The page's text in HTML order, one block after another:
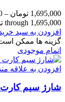
1,695,000 تومان –
through 1,695,000 تومان
افزودن به سبد
گزینه ها ممکن
اتمام موجودی
افزودن به علاقه
شارژ سیم کارت DiGi مالزی